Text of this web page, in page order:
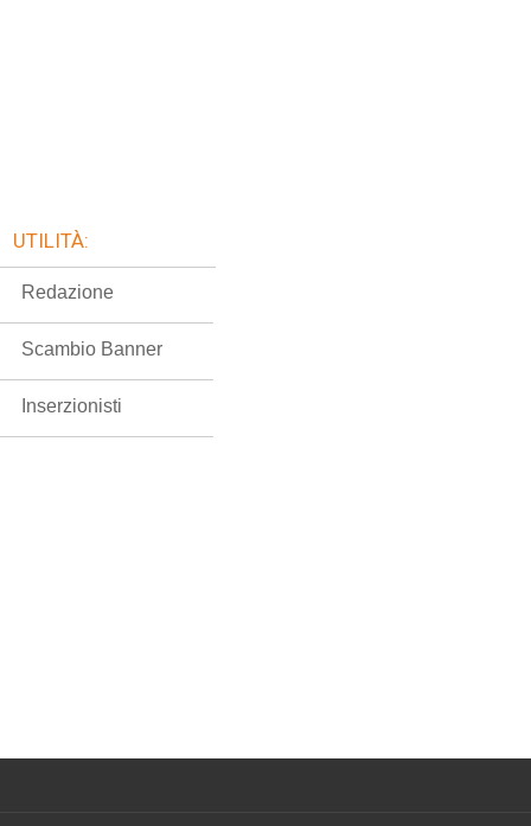
UTILITÀ:
Redazione
Scambio Banner
Inserzionisti